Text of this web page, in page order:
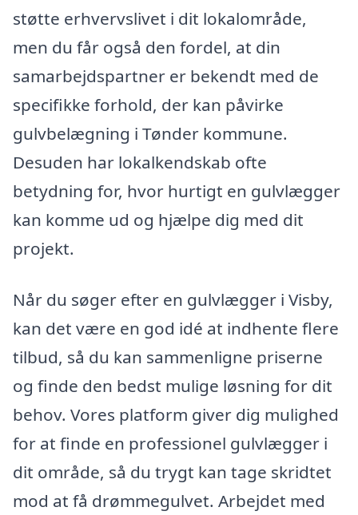
støtte erhvervslivet i dit lokalområde,
men du får også den fordel, at din
samarbejdspartner er bekendt med de
specifikke forhold, der kan påvirke
gulvbelægning i Tønder kommune.
Desuden har lokalkendskab ofte
betydning for, hvor hurtigt en gulvlægger
kan komme ud og hjælpe dig med dit
projekt.
Når du søger efter en gulvlægger i Visby,
kan det være en god idé at indhente flere
tilbud, så du kan sammenligne priserne
og finde den bedst mulige løsning for dit
behov. Vores platform giver dig mulighed
for at finde en professionel gulvlægger i
dit område, så du trygt kan tage skridtet
mod at få drømmegulvet. Arbejdet med